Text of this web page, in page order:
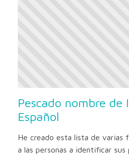
Pescado nombre de
Español
He creado esta lista de varias
a las personas a identificar